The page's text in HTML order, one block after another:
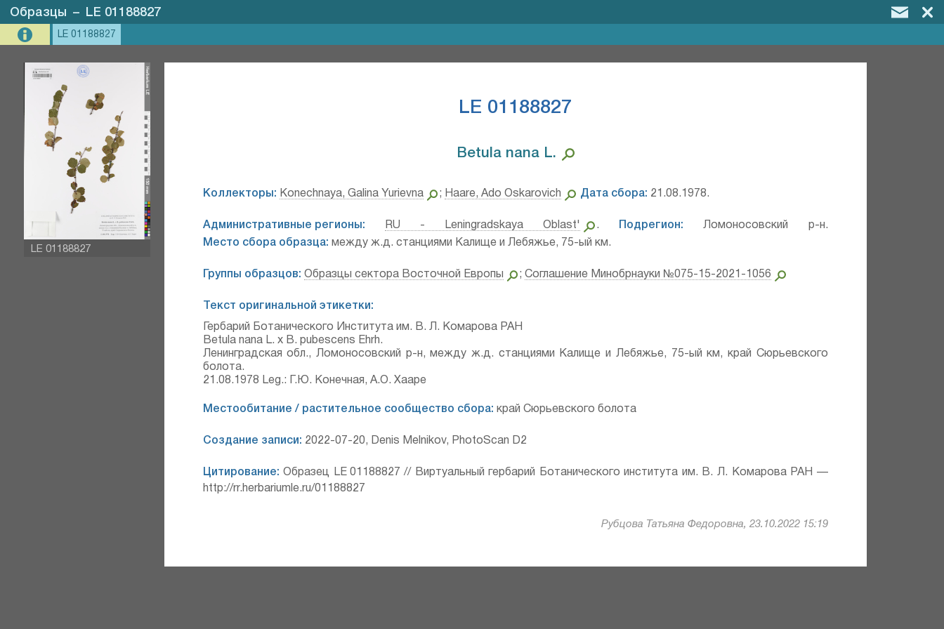
Образцы – LE 01188827
LE 01188827
LE 01188827
LE 01188827
Betula nana L.⁣
Коллекторы: Konechnaya, Galina Yurievna ; Haare, Ado Oskarovich Дата сбора: 21.08.1978.
Административные регионы: RU - Leningradskaya Oblast' . Подрегион: Ломоносовский р-н.
Место сбора образца: между ж.д. станциями Калище и Лебяжье, 75-ый км.
Группы образцов: Образцы сектора Восточной Европы ;Соглашение Минобрнауки №075-15-2021-1056
Текст оригинальной этикетки:
Гербарий Ботанического Института им. В. Л. Комарова РАН
Betula nana L. x В. pubescens Ehrh.
Ленинградская обл., Ломоносовский р-н, между ж.д. станциями Калище и Лебяжье, 75-ый км, край Сюрьевского
болота.
21.08.1978 Leg.: Г.Ю. Конечная, А.О. Хааре
Местообитание / растительное сообщество сбора: край Сюрьевского болота
Создание записи: 2022-07-20, Denis Melnikov, PhotoScan D2
Цитирование: Образец LE 01188827 // Виртуальный гербарий Ботанического института им. В. Л. Комарова РАН —
http://rr.herbariumle.ru/01188827
Рубцова Татьяна Федоровна, 23.10.2022 15:19